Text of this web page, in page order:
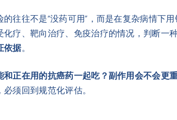
往往不是“没药可用”，而是在复杂病情下
疗、靶向治疗、免疫治疗的情况，判断一
依据。
和正在用的抗癌药一起吃？副作用会不会更
须回到规范化评估。